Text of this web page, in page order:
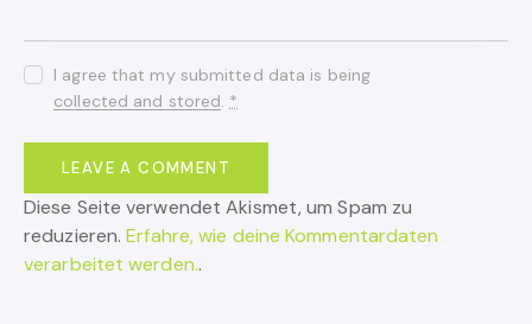
I agree that my submitted data is being
collected and stored. *
Diese Seite verwendet Akismet, um Spam zu
reduzieren.Erfahre, wie deine Kommentardaten
verarbeitet werden..